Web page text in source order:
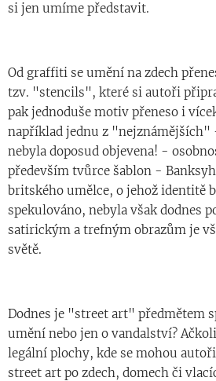
si jen umíme představit.
Od graffiti se umění na zdech
tzv. "stencils", které si autoři
pak jednoduše motiv přeneso i
například jednu z
nebyla doposud objevena! -
především tvůrce šablon -
britského umělce, o jehož identitě
spekulováno, nebyla však dodnes
satirickým a trefným obrazům je
světě.
Dodnes je "street art" předmětem
umění nebo jen o vandalství?
legální plochy, kde se mohou
street art po zdech, domech či